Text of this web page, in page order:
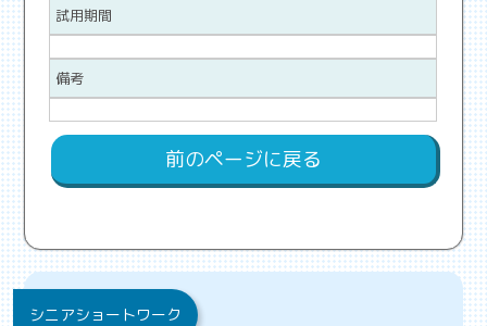
試用期間
備考
前のページに戻る
シニアショートワーク